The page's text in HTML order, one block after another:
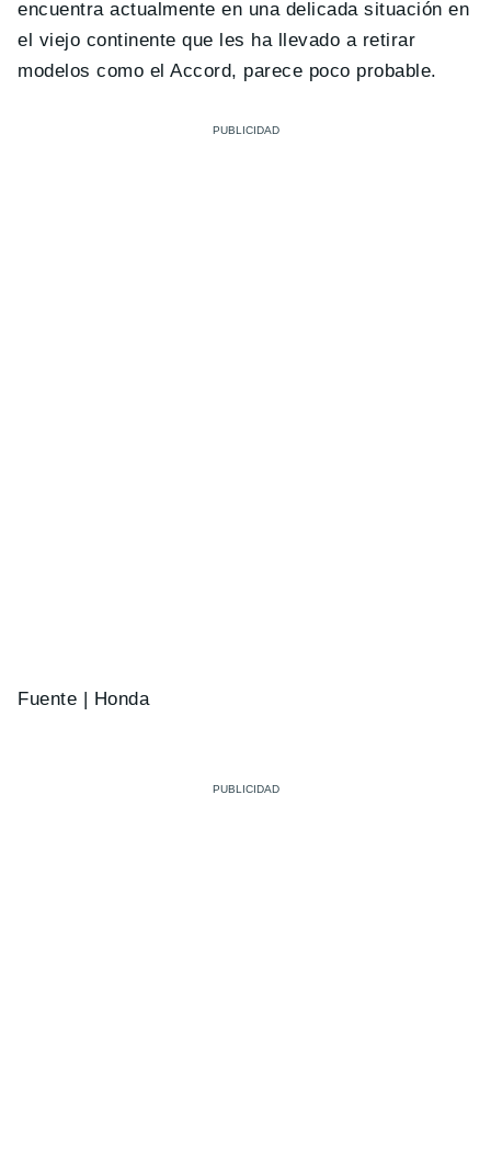
encuentra actualmente en una delicada situación en
el viejo continente que les ha llevado a retirar
modelos como el Accord, parece poco probable.
Fuente | Honda